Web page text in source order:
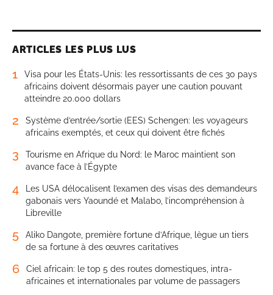
ARTICLES LES PLUS LUS
1
Visa pour les États-Unis: les ressortissants de ces 30 pays
africains doivent désormais payer une caution pouvant
atteindre 20.000 dollars
2
Système d’entrée/sortie (EES) Schengen: les voyageurs
africains exemptés, et ceux qui doivent être fichés
3
Tourisme en Afrique du Nord: le Maroc maintient son
avance face à l’Égypte
4
Les USA délocalisent l’examen des visas des demandeurs
gabonais vers Yaoundé et Malabo, l’incompréhension à
Libreville
5
Aliko Dangote, première fortune d’Afrique, lègue un tiers
de sa fortune à des œuvres caritatives
6
Ciel africain: le top 5 des routes domestiques, intra-
africaines et internationales par volume de passagers